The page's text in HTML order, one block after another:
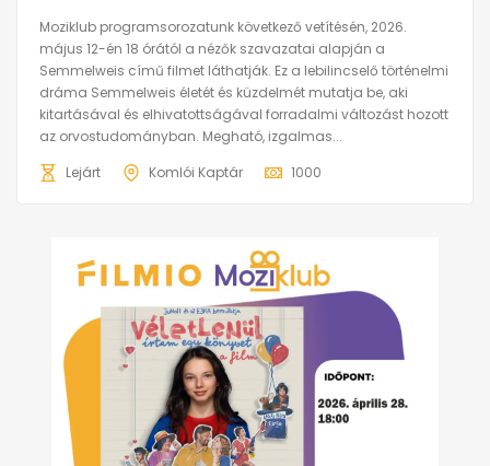
Moziklub programsorozatunk következő vetítésén, 2026.
május 12-én 18 órától a nézők szavazatai alapján a
Semmelweis című filmet láthatják. Ez a lebilincselő történelmi
dráma Semmelweis életét és küzdelmét mutatja be, aki
kitartásával és elhivatottságával forradalmi változást hozott
az orvostudományban. Megható, izgalmas...
Lejárt
Komlói Kaptár 1000